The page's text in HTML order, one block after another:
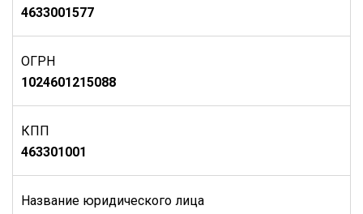
4633001577
ОГРН
1024601215088
КПП
463301001
Название юридического лица